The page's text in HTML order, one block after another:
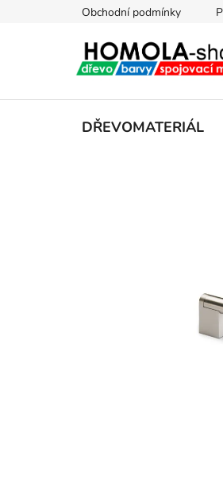
Obchodní podmínky
DŘEVOMATERIÁL